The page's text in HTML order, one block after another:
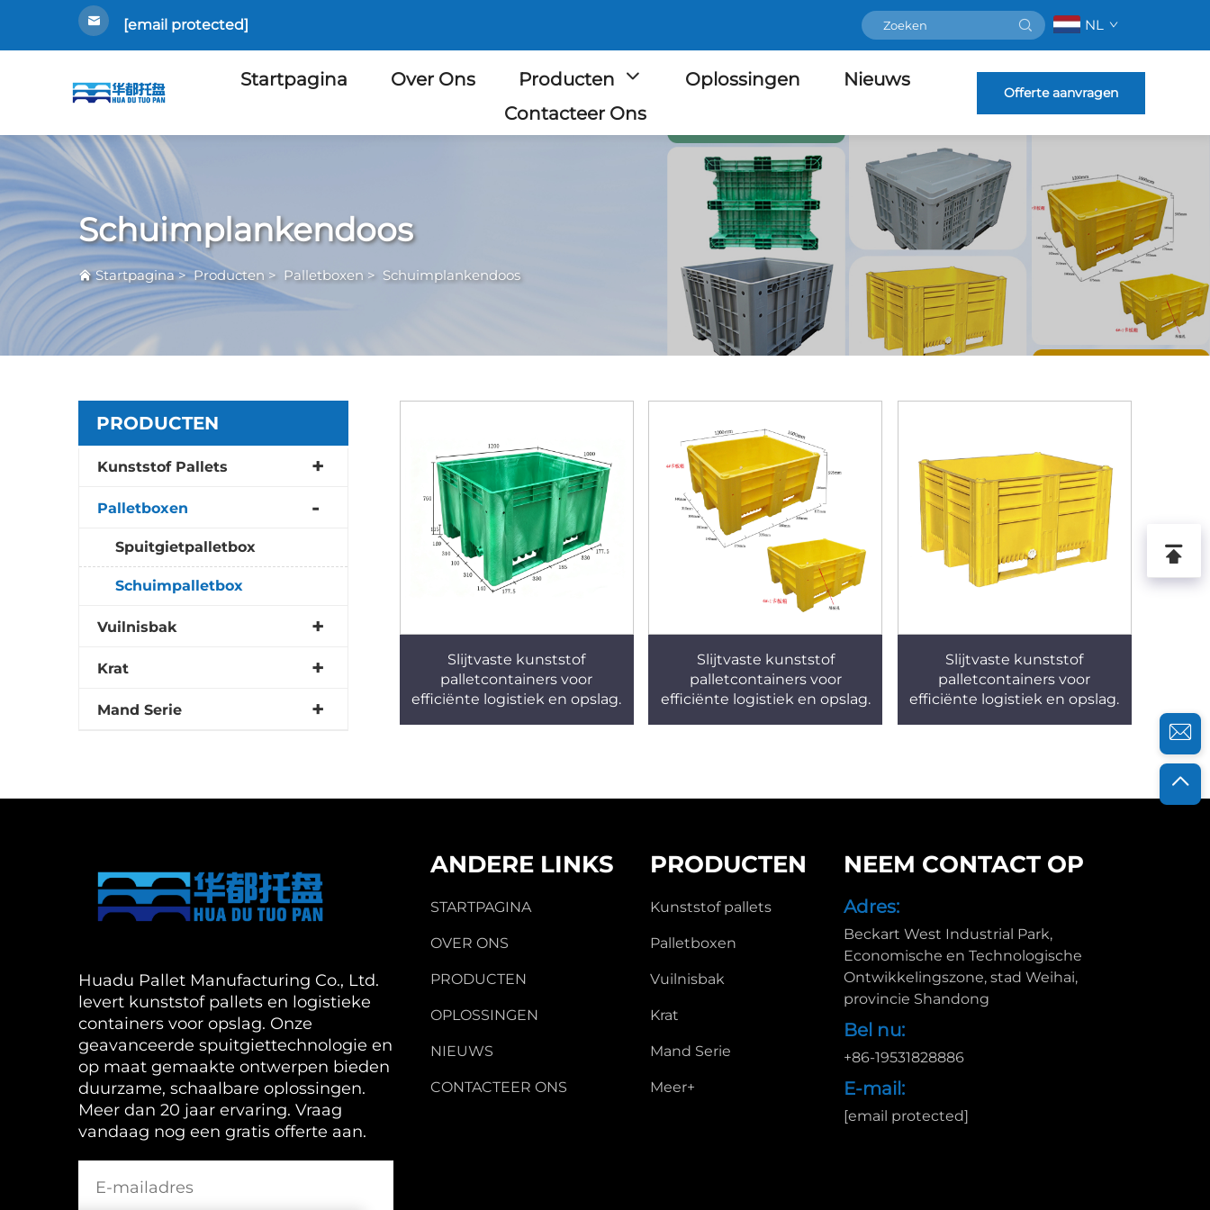
[email protected] NL
Startpagina Over Ons Producten Oplossingen
Nieuws
Contacteer Ons
Offerte aanvragen
Schuimplankendoos
Startpagina>Producten > Palletboxen > Schuimplankendoos
PRODUCTEN
Kunststof Pallets
Palletboxen
Spuitgietpalletbox
Schuimpalletbox
Vuilnisbak
Krat
Mand Serie
Slijtvaste kunststof
palletcontainers voor
efficiënte logistiek en opslag.
Slijtvaste kunststof
palletcontainers voor
efficiënte logistiek en opslag.
Slijtvaste kunststof
palletcontainers voor
efficiënte logistiek en opslag.
Huadu Pallet Manufacturing Co., Ltd.
levert kunststof pallets en logistieke
containers voor opslag. Onze
geavanceerde spuitgiettechnologie en
op maat gemaakte ontwerpen bieden
duurzame, schaalbare oplossingen.
Meer dan 20 jaar ervaring. Vraag
vandaag nog een gratis offerte aan.
ANDERE LINKS
STARTPAGINA
OVER ONS
PRODUCTEN
OPLOSSINGEN
NIEUWS
CONTACTEER ONS
PRODUCTEN
Kunststof pallets
Palletboxen
Vuilnisbak
Krat
Mand Serie
Meer+
NEEM CONTACT OP
Adres:
Beckart West Industrial Park,
Economische en Technologische
Ontwikkelingszone, stad Weihai,
provincie Shandong
Bel nu:
+86-19531828886
E-mail:
[email protected]